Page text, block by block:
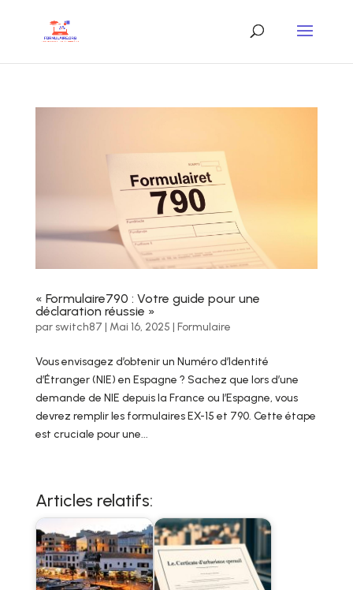
« Formulaire790 : Votre guide pour une
déclaration réussie »
par switch87 | Mai 16, 2025 | Formulaire
Vous envisagez d’obtenir un Numéro d’Identité
d’Étranger (NIE) en Espagne ? Sachez que lors d’une
demande de NIE depuis la France ou l’Espagne, vous
devrez remplir les formulaires EX-15 et 790. Cette étape
est cruciale pour une...
Articles relatifs: